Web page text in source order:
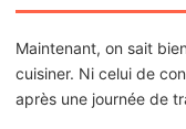
Maintenant, on sait
cuisiner. Ni celui de
après une journée de